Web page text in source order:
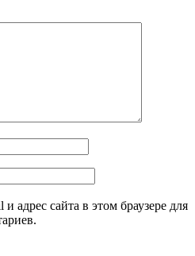
адрес сайта в этом браузере для